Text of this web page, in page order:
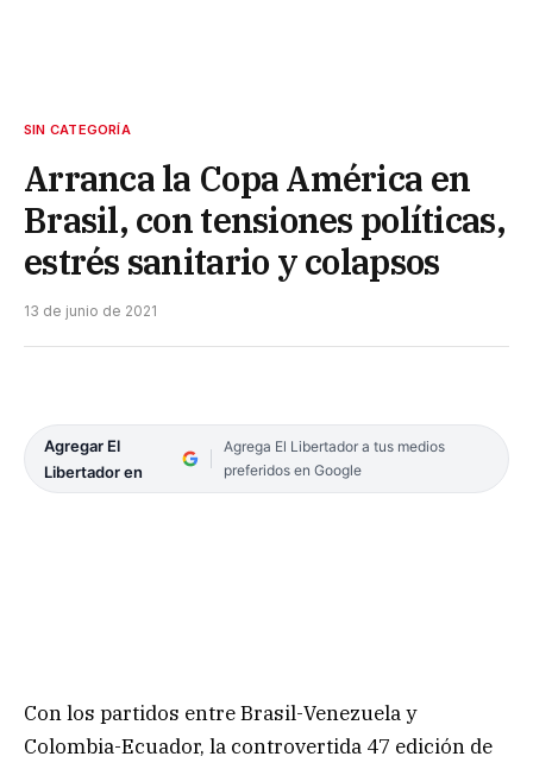
SIN CATEGORÍA
Arranca la Copa América en
Brasil, con tensiones políticas,
estrés sanitario y colapsos
13 de junio de 2021
Agregar El
Libertador en
Agrega El Libertador a tus medios
preferidos en Google
Con los partidos entre Brasil-Venezuela y
Colombia-Ecuador, la controvertida 47 edición de